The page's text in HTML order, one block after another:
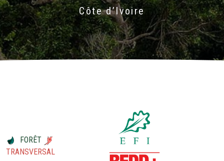
Côte d’Ivoire
FORÊT
TRANSVERSAL